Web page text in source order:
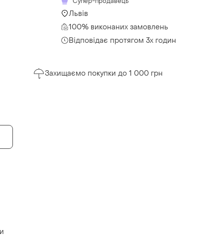
Львів
100% виконаних замовлень
Відповідає протягом 3х годин
Захищаємо покупки до 1 000 грн